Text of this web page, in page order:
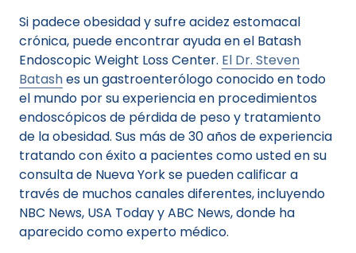
Si padece obesidad y sufre acidez estomacal
crónica, puede encontrar ayuda en el Batash
Endoscopic Weight Loss Center. El Dr. Steven
Batashes un gastroenterólogo conocido en todo
el mundo por su experiencia en procedimientos
endoscópicos de pérdida de peso y tratamiento
de la obesidad. Sus más de 30 años de experiencia
tratando con éxito a pacientes como usted en su
consulta de Nueva York se pueden calificar a
través de muchos canales diferentes, incluyendo
NBC News, USA Today y ABC News, donde ha
aparecido como experto médico.